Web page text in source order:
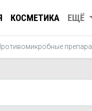
КОСМЕТИКА ЕЩЁ